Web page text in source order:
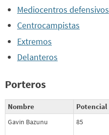
Mediocentros defensivos
Centrocampistas
Extremos
Delanteros
Porteros
Nombre Potencial
Gavin Bazunu 85